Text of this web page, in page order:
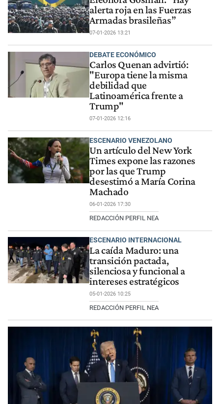
alerta roja en las Fuerzas
Armadas brasileñas”
07-01-2026 13:21
DEBATE ECONÓMICO
Carlos Quenan advirtió:
"Europa tiene la misma
debilidad que
Latinoamérica frente a
Trump"
07-01-2026 12:16
ESCENARIO VENEZOLANO
Un artículo del New York
Times expone las razones
por las que Trump
desestimó a María Corina
Machado
06-01-2026 17:30
REDACCIÓN PERFIL NEA
ESCENARIO INTERNACIONAL
La caída Maduro: una
transición pactada,
silenciosa y funcional a
intereses estratégicos
05-01-2026 10:25
REDACCIÓN PERFIL NEA